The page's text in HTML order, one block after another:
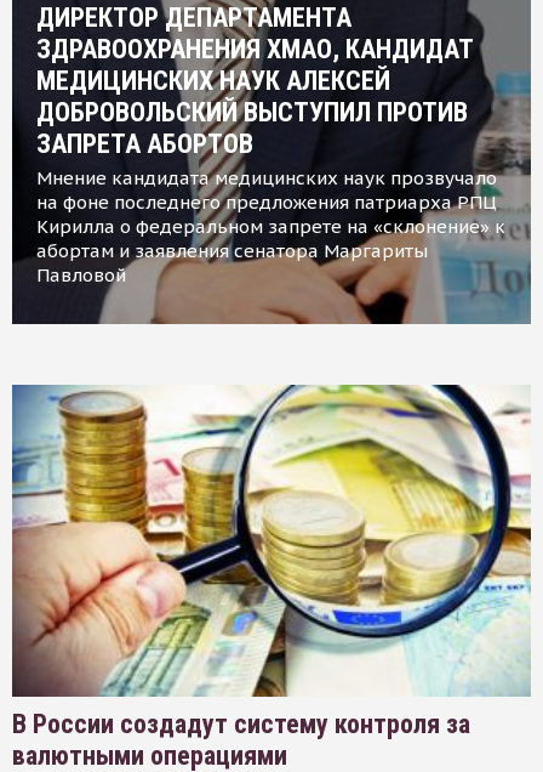
ДИРЕКТОР ДЕПАРТАМЕНТА
ЗДРАВООХРАНЕНИЯ ХМАО, КАНДИДАТ
МЕДИЦИНСКИХ НАУК АЛЕКСЕЙ
ДОБРОВОЛЬСКИЙ ВЫСТУПИЛ ПРОТИВ
ЗАПРЕТА АБОРТОВ
Мнение кандидата медицинских наук прозвучало
на фоне последнего предложения патриарха РПЦ
Кирилла о федеральном запрете на «склонение» к
абортам и заявления сенатора Маргариты
Павловой
В России создадут систему контроля за
валютными операциями